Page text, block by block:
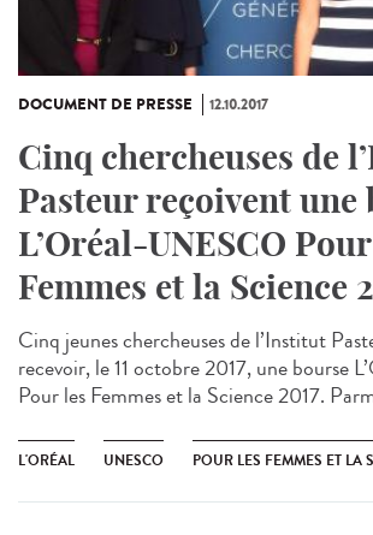
DOCUMENT DE PRESSE 12.10.2017
Cinq chercheuses de
Pasteur reçoivent une
L’Oréal-UNESCO
Femmes et la Science
Cinq jeunes chercheuses de l’Institut
recevoir, le 11 octobre 2017, une bourse
Pour les Femmes et la Science 2017.
L'ORÉAL UNESCO POUR LES FEMMES ET LA